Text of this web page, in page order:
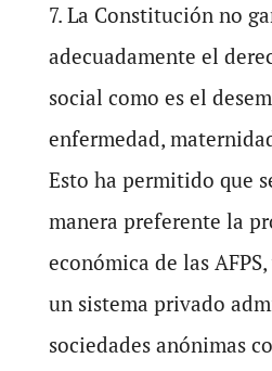
7. La Constitución no
adecuadamente el
social como es el
enfermedad,
Esto ha permitido que
manera preferente la
económica de las
un sistema privado
sociedades anónimas